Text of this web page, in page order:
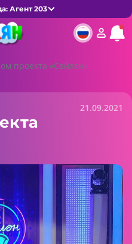
Агент 203
проекта «Сәйлән»!
21.09.2021